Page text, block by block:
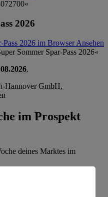
2026
Pass 2026 im BrowserAnsehen
.
Hannover GmbH,
im Prospekt
deines Marktes im